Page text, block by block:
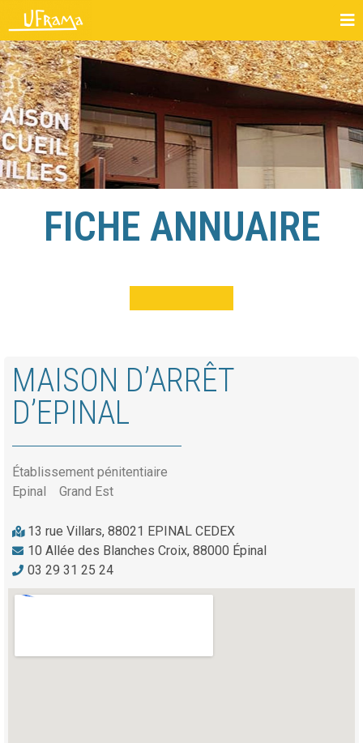
FICHE ANNUAIRE
MAISON D’ARRÊT
D’EPINAL
Établissement pénitentiaire
Epinal
Grand Est
13 rue Villars, 88021 EPINAL CEDEX
10 Allée des Blanches Croix, 88000 Épinal
03 29 31 25 24